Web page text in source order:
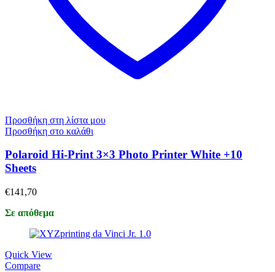
Προσθήκη στη λίστα μου
Προσθήκη στο καλάθι
Polaroid Hi-Print 3×3 Photo Printer White +10
Sheets
€141,70
Σε απόθεμα
Quick View
Compare